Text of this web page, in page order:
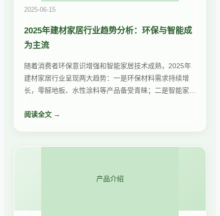
2025-06-15
2025年建材家居行业趋势分析：环保与智能成
为主流
随着消费者环保意识增强和智能家居技术成熟，2025年
建材家居行业呈现两大趋势：一是环保材料需求持续增
长，零醛地板、水性涂料等产品备受青睐；二是智能家居
标配。汉神尚品紧跟趋势，推出多款环保智能产品。
阅读全文 →
产品介绍